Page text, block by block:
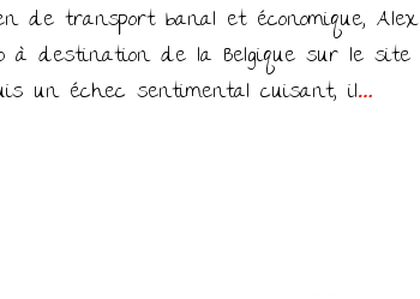
de transport banal et économique, Alex
à destination de la Belgique sur le site
un échec sentimental cuisant, il…